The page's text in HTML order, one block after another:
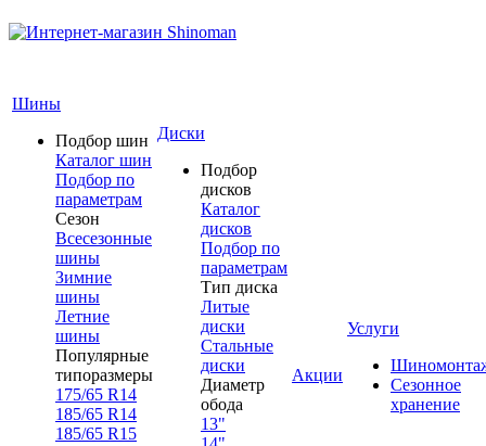
Шины
Подбор шин
Каталог шин
Подбор по
параметрам
Сезон
Всесезонные
шины
Зимние
шины
Летние
шины
Популярные
типоразмеры
175/65 R14
185/65 R14
185/65 R15
Диски
Подбор
дисков
Каталог
дисков
Подбор по
параметрам
Тип диска
Литые
диски
Стальные
диски
Диаметр
обода
13"
Акции
Услуги
Сезонное
хранение